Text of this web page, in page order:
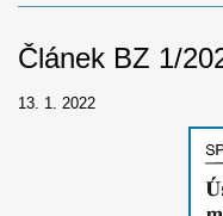
Článek BZ 1/
13. 1. 2022